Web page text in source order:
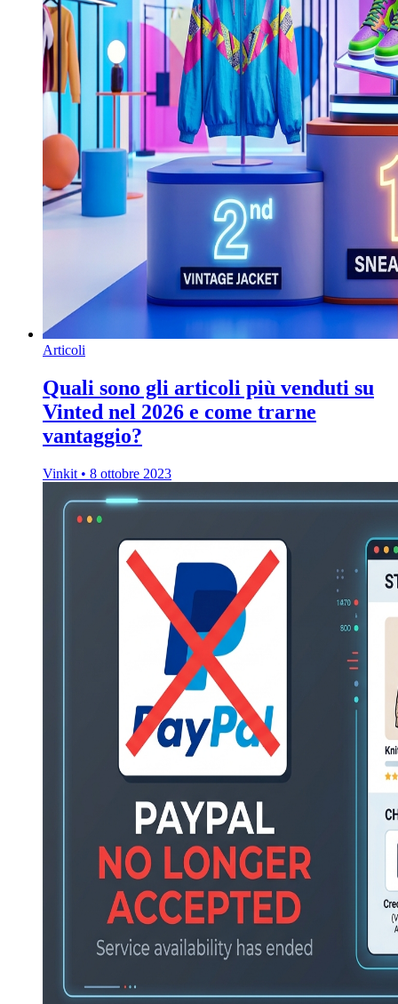
Articoli
Quali sono gli articoli più venduti su
Vinted nel 2026 e come trarne
vantaggio?
Vinkit • 8 ottobre 2023